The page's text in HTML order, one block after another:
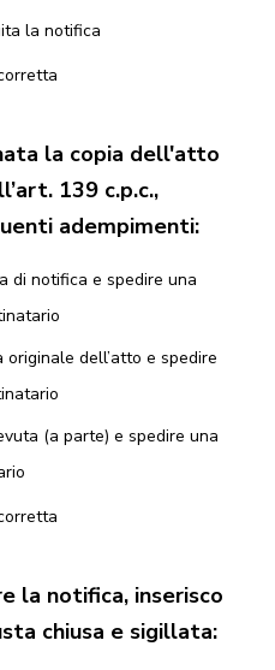
la notifica
la copia dell'atto
139 c.p.c.,
adempimenti:
di notifica e spedire una
dell’atto e spedire
(a parte) e spedire una
la notifica, inserisco
chiusa e sigillata: